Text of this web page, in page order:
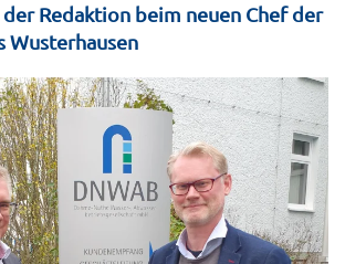
Redaktion beim neuen Chef der
Wusterhausen